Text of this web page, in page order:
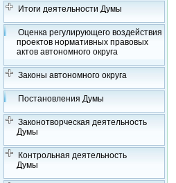
Итоги деятельности Думы
Оценка регулирующего воздействия
проектов нормативных правовых
актов автономного округа
Законы автономного округа
Постановления Думы
Законотворческая деятельность
Думы
Контрольная деятельность
Думы